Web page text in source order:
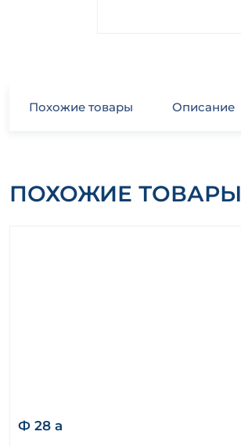
Похожие товары Описание
ПОХОЖИЕ ТОВАРЫ
Ф 28 а